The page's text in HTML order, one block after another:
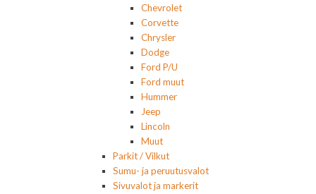
Chevrolet
Corvette
Chrysler
Dodge
Ford P/U
Ford muut
Hummer
Jeep
Lincoln
Muut
Parkit / Vilkut
Sumu- ja peruutusvalot
Sivuvalot ja markerit